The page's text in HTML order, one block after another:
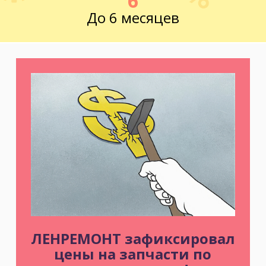
ст. ЖД Колпино, ул. Тверская, д.1/13
Промзона Мягловская, Всеволожский
муниципальный район, Ленинградская
область, ​Круговая улица, д. 47
м. Электросила
ул. Решетникова, д.3
До 6 месяцев
ЛЕНРЕМОНТ зафиксировал
цены на запчасти по